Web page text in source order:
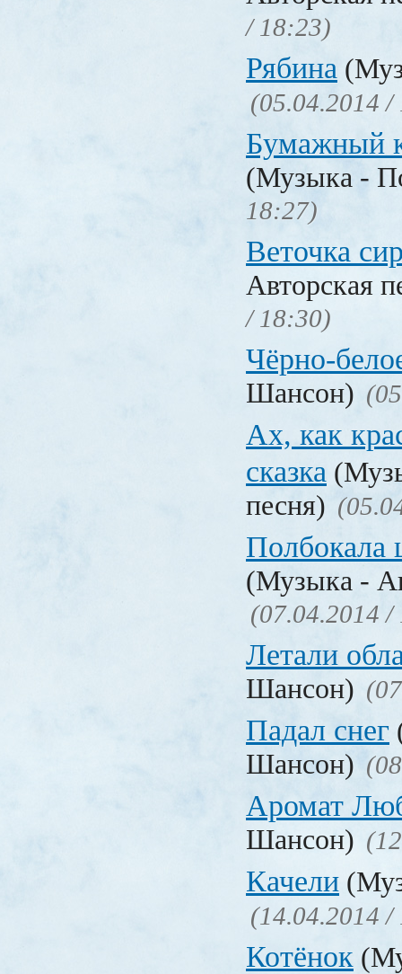
/ 18:23)
Рябина
(05.04.2014 /
Бумажный
(Музыка -
18:27)
Веточка
Авторская
/ 18:30)
Чёрно-
Шансон)
Ах, как
сказка
песня)
Полбокала
(Музыка -
(07.04.2014 /
Летали
Шансон)
Падал снег
Шансон)
Аромат
Шансон)
Качели
(14.04.2014 /
Котёнок